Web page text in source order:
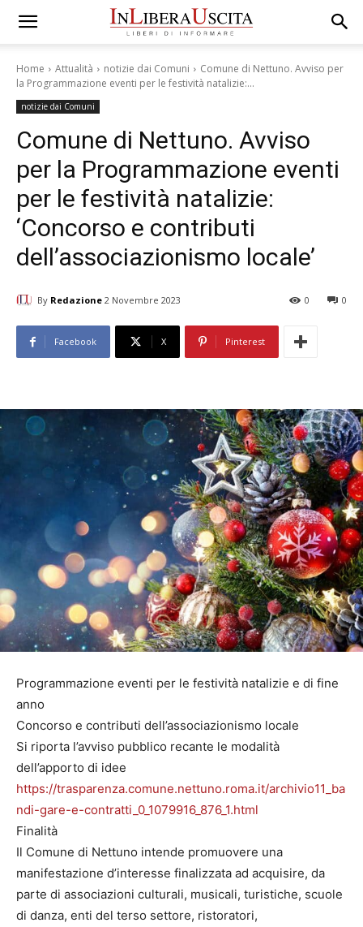
Home Attualità notizie dai Comuni
Comune di Nettuno. Avviso per
la Programmazione eventi per le festività natalizie:...
notizie dai Comuni
Comune di Nettuno. Avviso
per la Programmazione eventi
per le festività natalizie:
‘Concorso e contributi
dell’associazionismo locale’
By Redazione 2 Novembre 2023 0
0
Facebook X Pinterest
Programmazione eventi per le festività natalizie e di fine
anno
Concorso e contributi dell’associazionismo locale
Si riporta l’avviso pubblico recante le modalità
dell’apporto di idee
https://trasparenza.comune.nettuno.roma.it/archivio11_ba
ndi-gare-e-contratti_0_1079916_876_1.html
Finalità
Il Comune di Nettuno intende promuovere una
manifestazione d’interesse finalizzata ad acquisire, da
parte di associazioni culturali, musicali, turistiche, scuole
di danza, enti del terso settore, ristoratori,